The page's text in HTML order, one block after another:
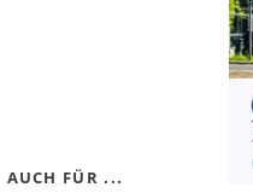
AUCH FÜR ...